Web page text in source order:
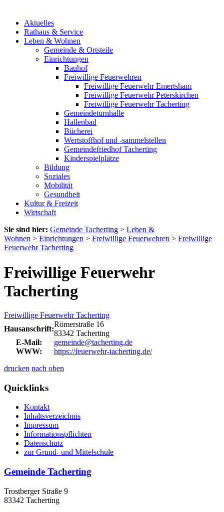
Aktuelles
Rathaus & Service
Leben & Wohnen
Gemeinde & Ortsteile
Einrichtungen
Bauhof
Freiwillige Feuerwehren
Freiwillige Feuerwehr Emertsham
Freiwillige Feuerwehr Peterskirchen
Freiwillige Feuerwehr Tacherting
Gemeindeturnhalle
Hallenbad
Bücherei
Wertstoffhof und -sammelstellen
Gemeindefriedhof Tacherting
Kinderspielplätze
Bildung
Soziales
Mobilität
Gesundheit
Kultur & Freizeit
Wirtschaft
Sie sind hier: Gemeinde Tacherting > Leben &
Wohnen > Einrichtungen > Freiwillige Feuerwehren > Freiwillige
Feuerwehr Tacherting
Freiwillige Feuerwehr
Tacherting
Freiwillige Feuerwehr Tacherting
Hausanschrift:
Römerstraße 16
83342 Tacherting
E-Mail:
gemeinde@tacherting.de
WWW:
https://feuerwehr-tacherting.de/
drucken nach oben
Quicklinks
Kontakt
Inhaltsverzeichnis
Impressum
Informationspflichten
Datenschutz
zur Grund- und Mittelschule
Gemeinde Tacherting
Trostberger Straße 9
83342 Tacherting